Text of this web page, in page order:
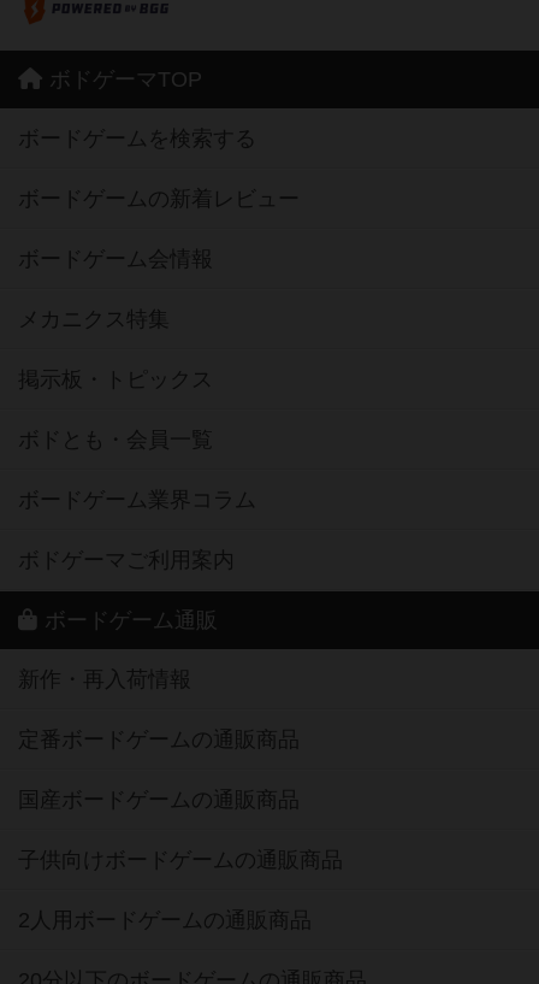
ボドゲーマTOP
ボードゲームを検索する
ボードゲームの新着レビュー
ボードゲーム会情報
メカニクス特集
掲示板・トピックス
ボドとも・会員一覧
ボードゲーム業界コラム
ボドゲーマご利用案内
ボードゲーム通販
新作・再入荷情報
定番ボードゲームの通販商品
国産ボードゲームの通販商品
子供向けボードゲームの通販商品
2人用ボードゲームの通販商品